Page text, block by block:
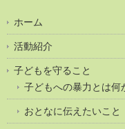
ホーム
活動紹介
子どもを守ること
子どもへの暴力とは何
おとなに伝えたいこと